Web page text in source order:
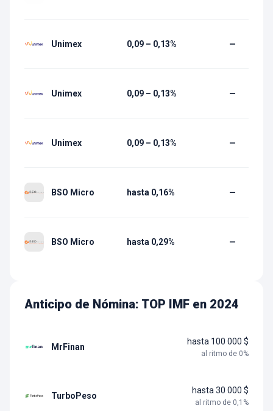
Unimex 0,09 – 0,13% —
Unimex 0,09 – 0,13% —
Unimex 0,09 – 0,13% —
BSO Micro hasta 0,16% —
BSO Micro hasta 0,29% —
Anticipo de Nómina: TOP IMF en 2024
MrFinan
hasta 100 000 $
al ritmo de 0%
TurboPeso
hasta 30 000 $
al ritmo de 0,1 %